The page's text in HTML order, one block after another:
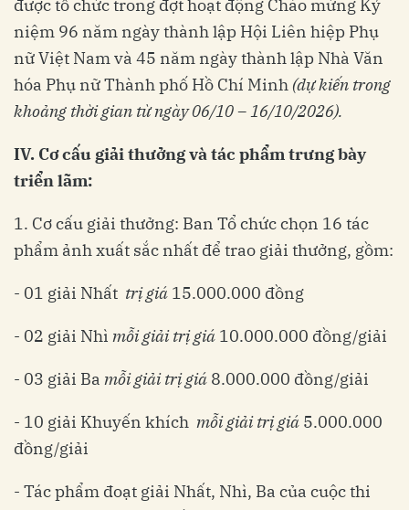
được tổ chức trong đợt hoạt động Chào mừng Kỷ
niệm 96 năm ngày thành lập Hội Liên hiệp Phụ
nữ Việt Nam và 45 năm ngày thành lập Nhà Văn
hóa Phụ nữ Thành phố Hồ Chí Minh (dự kiến trong
khoảng thời gian từ ngày 06/10 – 16/10/2026).
IV. Cơ cấu giải thưởng và tác phẩm trưng bày
triển lãm:
1. Cơ cấu giải thưởng: Ban Tổ chức chọn 16 tác
phẩm ảnh xuất sắc nhất để trao giải thưởng, gồm:
- 01 giải Nhất trị giá 15.000.000 đồng
- 02 giải Nhì mỗi giải trị giá 10.000.000 đồng/giải
- 03 giải Ba mỗi giải trị giá 8.000.000 đồng/giải
- 10 giải Khuyến khích mỗi giải trị giá 5.000.000
đồng/giải
- Tác phẩm đoạt giải Nhất, Nhì, Ba của cuộc thi